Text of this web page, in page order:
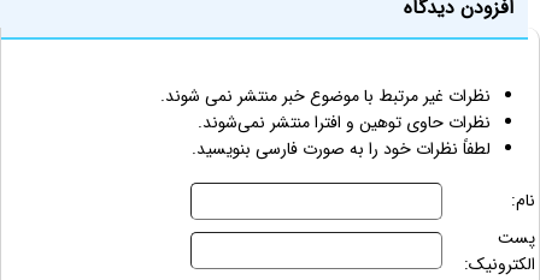
افزودن دیدگاه
نظرات غیر مرتبط با موضوع خبر منتشر نمی شوند.
نظرات حاوی توهین و افترا منتشر نمی‌شوند.
لطفاً نظرات خود را به صورت فارسی بنویسید.
نام:
پست
الکترونیک: